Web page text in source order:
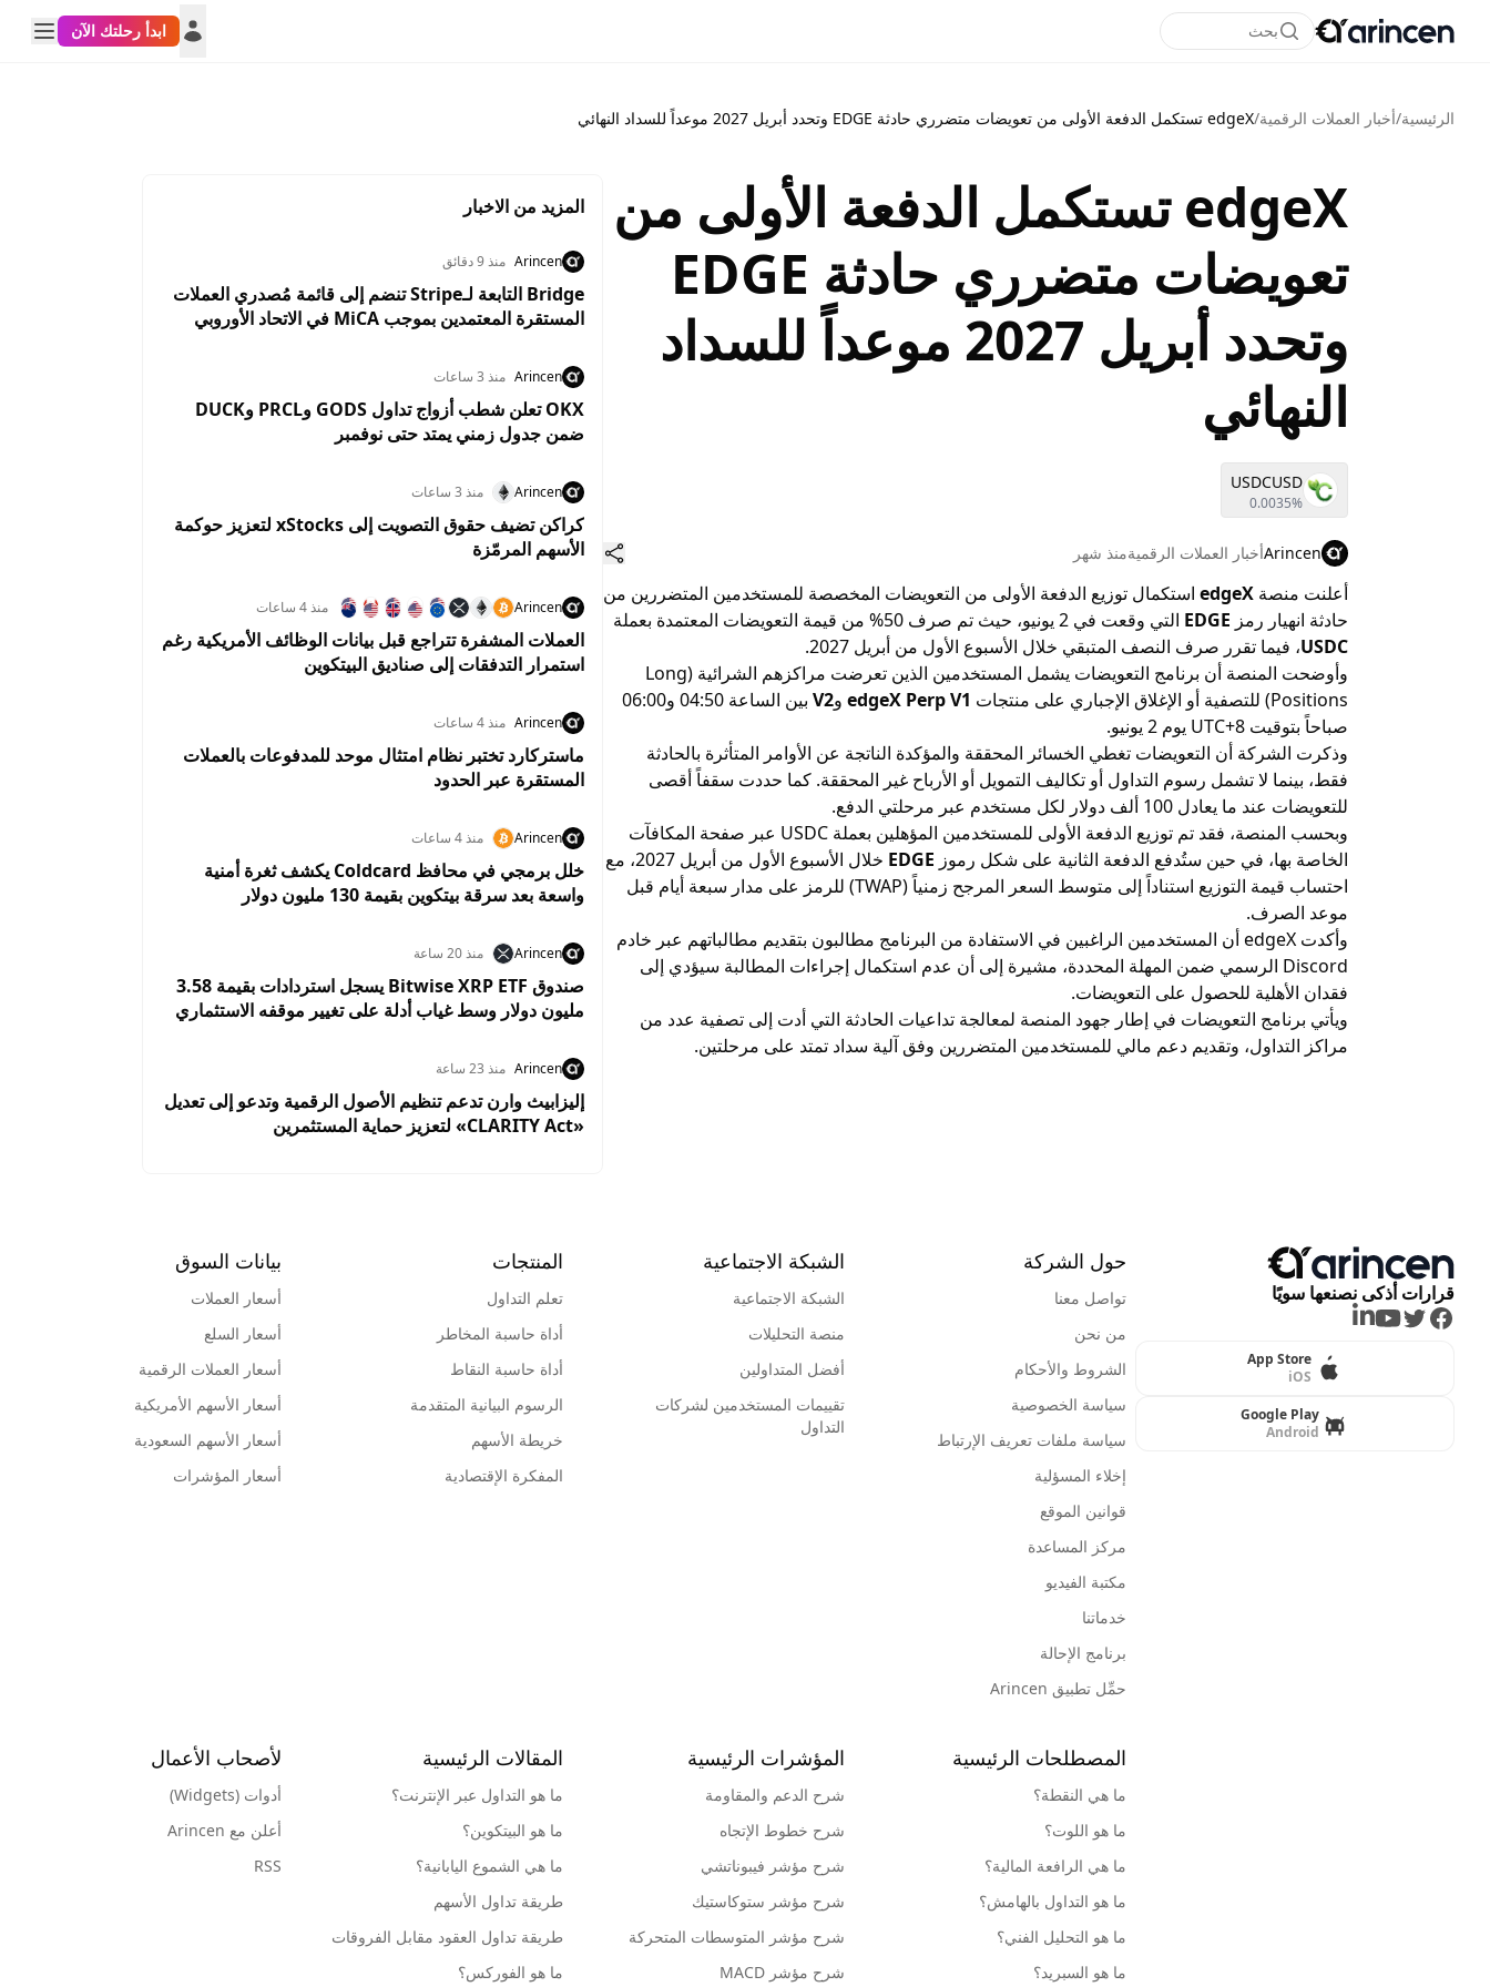
بحث ابدأ رحلتك الآن
الرئيسية/أخبار العملات الرقمية/edgeX تستكمل الدفعة الأولى من تعويضات متضرري حادثة EDGE وتحدد أبريل 2027 موعداً للسداد النهائي
edgeX تستكمل الدفعة الأولى من
تعويضات متضرري حادثة EDGE
وتحدد أبريل 2027 موعداً للسداد
النهائي
USDCUSD
0.0035%
Arincenأخبار العملات الرقميةمنذ شهر
أعلنت منصة edgeX استكمال توزيع الدفعة الأولى من التعويضات المخصصة للمستخدمين المتضررين من
حادثة انهيار رمز EDGE التي وقعت في 2 يونيو، حيث تم صرف 50% من قيمة التعويضات المعتمدة بعملة
USDC، فيما تقرر صرف النصف المتبقي خلال الأسبوع الأول من أبريل 2027.
وأوضحت المنصة أن برنامج التعويضات يشمل المستخدمين الذين تعرضت مراكزهم الشرائية (Long
Positions) للتصفية أو الإغلاق الإجباري على منتجات
edgeX Perp V1 وV2
بين الساعة 04:50 و06:00
صباحاً بتوقيت UTC+8 يوم 2 يونيو.
وذكرت الشركة أن التعويضات تغطي الخسائر المحققة والمؤكدة الناتجة عن الأوامر المتأثرة بالحادثة
فقط، بينما لا تشمل رسوم التداول أو تكاليف التمويل أو الأرباح غير المحققة. كما حددت سقفاً أقصى
للتعويضات عند ما يعادل 100 ألف دولار لكل مستخدم عبر مرحلتي الدفع.
وبحسب المنصة، فقد تم توزيع الدفعة الأولى للمستخدمين المؤهلين بعملة USDC عبر صفحة المكافآت
الخاصة بها، في حين ستُدفع الدفعة الثانية على شكل رموز EDGE
خلال الأسبوع الأول من أبريل 2027، مع
احتساب قيمة التوزيع استناداً إلى متوسط السعر المرجح زمنياً (TWAP) للرمز على مدار سبعة أيام قبل
موعد الصرف.
وأكدت edgeX أن المستخدمين الراغبين في الاستفادة من البرنامج مطالبون بتقديم مطالباتهم عبر خادم
Discord الرسمي ضمن المهلة المحددة، مشيرة إلى أن عدم استكمال إجراءات المطالبة سيؤدي إلى
فقدان الأهلية للحصول على التعويضات.
ويأتي برنامج التعويضات في إطار جهود المنصة لمعالجة تداعيات الحادثة التي أدت إلى تصفية عدد من
مراكز التداول، وتقديم دعم مالي للمستخدمين المتضررين وفق آلية سداد تمتد على مرحلتين.
المزيد من الاخبار
Arincen منذ 9 دقائق
Bridge التابعة لـStripe تنضم إلى قائمة مُصدري العملات
المستقرة المعتمدين بموجب MiCA في الاتحاد الأوروبي
Arincen منذ 3 ساعات
OKX تعلن شطب أزواج تداول GODS وPRCL وDUCK
ضمن جدول زمني يمتد حتى نوفمبر
Arincen منذ 3 ساعات
كراكن تضيف حقوق التصويت إلى xStocks لتعزيز حوكمة
الأسهم المرمّزة
Arincen منذ 4 ساعات
العملات المشفرة تتراجع قبل بيانات الوظائف الأمريكية رغم
استمرار التدفقات إلى صناديق البيتكوين
Arincen منذ 4 ساعات
ماستركارد تختبر نظام امتثال موحد للمدفوعات بالعملات
المستقرة عبر الحدود
Arincen منذ 4 ساعات
خلل برمجي في محافظ Coldcard يكشف ثغرة أمنية
واسعة بعد سرقة بيتكوين بقيمة 130 مليون دولار
Arincen منذ 20 ساعة
صندوق Bitwise XRP ETF يسجل استردادات بقيمة 3.58
مليون دولار وسط غياب أدلة على تغيير موقفه الاستثماري
Arincen منذ 23 ساعة
إليزابيث وارن تدعم تنظيم الأصول الرقمية وتدعو إلى تعديل
«CLARITY Act» لتعزيز حماية المستثمرين
قرارات أذكى نصنعها سويًا
Facebook
Twitter
Youtube
LinkedIn
App Store
iOS
Google Play
Android
حول الشركة
تواصل معنا
من نحن
الشروط والأحكام
سياسة الخصوصية
سياسة ملفات تعريف الإرتباط
إخلاء المسؤلية
قوانين الموقع
مركز المساعدة
مكتبة الفيديو
خدماتنا
برنامج الإحالة
حمِّل تطبيق Arincen
الشبكة الاجتماعية
الشبكة الاجتماعية
منصة التحليلات
أفضل المتداولين
تقييمات المستخدمين لشركات
التداول
المنتجات
تعلم التداول
أداة حاسبة المخاطر
أداة حاسبة النقاط
الرسوم البيانية المتقدمة
خريطة الأسهم
المفكرة الإقتصادية
بيانات السوق
أسعار العملات
أسعار السلع
أسعار العملات الرقمية
أسعار الأسهم الأمريكية
أسعار الأسهم السعودية
أسعار المؤشرات
المصطلحات الرئيسية
ما هي النقطة؟
ما هو اللوت؟
ما هي الرافعة المالية؟
ما هو التداول بالهامش؟
ما هو التحليل الفني؟
ما هو السبريد؟
المؤشرات الرئيسية
شرح الدعم والمقاومة
شرح خطوط الإتجاه
شرح مؤشر فيبوناتشي
شرح مؤشر ستوكاستيك
شرح مؤشر المتوسطات المتحركة
شرح مؤشر MACD
المقالات الرئيسية
ما هو التداول عبر الإنترنت؟
ما هو البيتكوين؟
ما هي الشموع اليابانية؟
طريقة تداول الأسهم
طريقة تداول العقود مقابل الفروقات
ما هو الفوركس؟
لأصحاب الأعمال
أدوات (Widgets)
أعلن مع Arincen
RSS